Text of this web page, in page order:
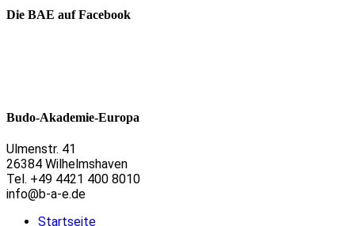
Die BAE auf Facebook
Budo-Akademie-Europa
Ulmenstr. 41
26384 Wilhelmshaven
Tel. +49 4421 400 8010
info@b-a-e.de
Startseite